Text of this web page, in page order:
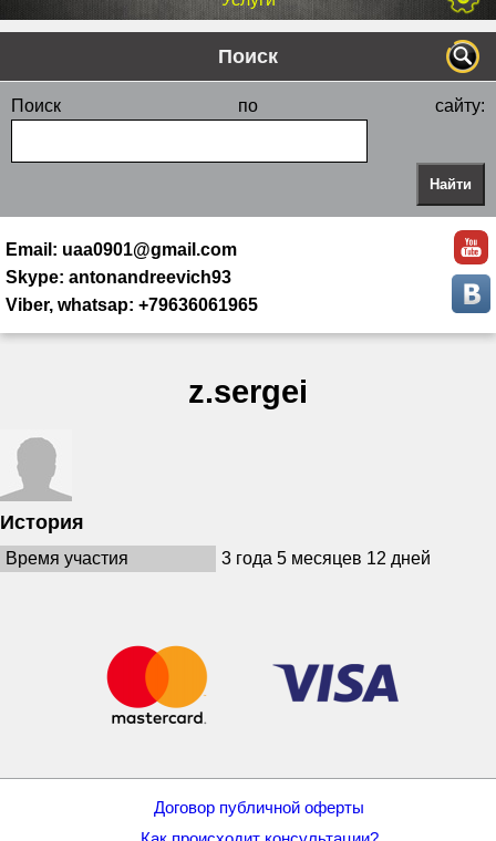
Поиск
Поиск по сайту:
Email: uaa0901@gmail.com
Skype: antonandreevich93
Viber, whatsap: +79636061965
z.sergei
История
Время участия 3 года 5 месяцев 12 дней
Договор публичной оферты